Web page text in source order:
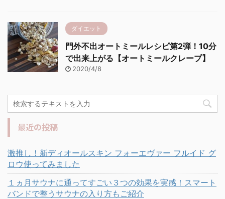
ダイエット
門外不出オートミールレシピ第2弾！10分
で出来上がる【オートミールクレープ】
2020/4/8
最近の投稿
激推し！新ディオールスキン フォーエヴァー フルイド グ
ロウ使ってみました
１ヵ月サウナに通ってすごい３つの効果を実感！スマート
バンドで整うサウナの入り方もご紹介